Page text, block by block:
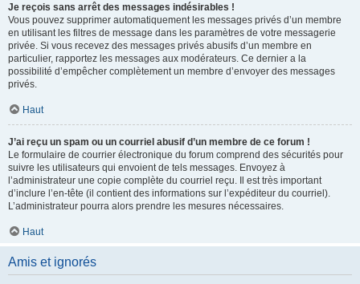
Je reçois sans arrêt des messages indésirables !
Vous pouvez supprimer automatiquement les messages privés d’un membre
en utilisant les filtres de message dans les paramètres de votre messagerie
privée. Si vous recevez des messages privés abusifs d’un membre en
particulier, rapportez les messages aux modérateurs. Ce dernier a la
possibilité d’empêcher complètement un membre d’envoyer des messages
privés.
Haut
J’ai reçu un spam ou un courriel abusif d’un membre de ce forum !
Le formulaire de courrier électronique du forum comprend des sécurités pour
suivre les utilisateurs qui envoient de tels messages. Envoyez à
l’administrateur une copie complète du courriel reçu. Il est très important
d’inclure l’en-tête (il contient des informations sur l’expéditeur du courriel).
L’administrateur pourra alors prendre les mesures nécessaires.
Haut
Amis et ignorés